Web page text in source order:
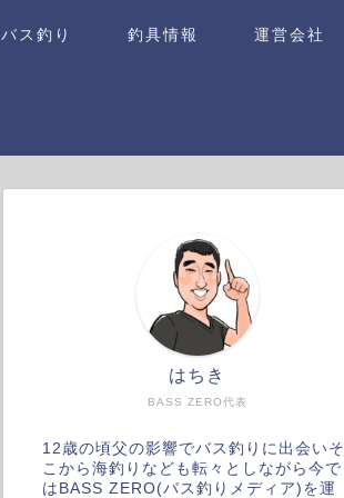
バス釣り 釣具情報 運営会社
BASS ZERO代表
はちき
12歳の頃父の影響でバス釣りに出会いそ
こから海釣りなども転々としながら今で
はBASS ZERO(バス釣りメディア)を運